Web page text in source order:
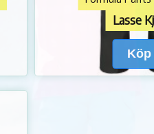
Lasse
Köp